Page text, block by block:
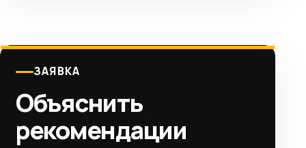
ЗАЯВКА
Объяснить
рекомендации